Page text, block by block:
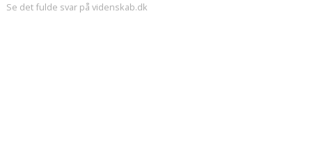
Se det fulde svar på videnskab.dk